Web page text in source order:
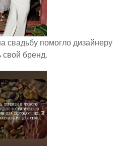
свадьбу помогло дизайнеру
свой бренд.